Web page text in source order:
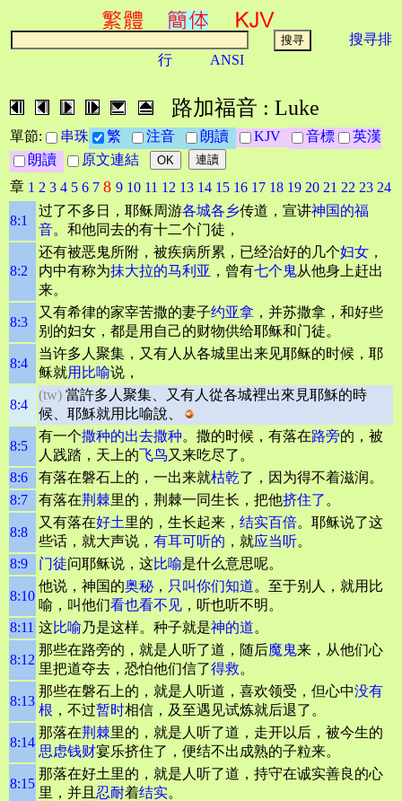
搜寻排
行
ANSI
路加福音 : Luke
單節: 串珠 繁 注音 朗讀 KJV 音標
英漢
朗讀
原文連結
章 1 2 3 4 5 6 7 8 9 10 11 12 13 14 15 16 17 18 19 20 21 22 23 24
8:1
过了不多日，耶稣周游各城各乡传道，宣讲神国的福
音。和他同去的有十二个门徒，
8:2
还有被恶鬼所附，被疾病所累，已经治好的几个妇女 ，
内中有称为抹大拉的马利亚 ，曾有七个鬼从他身上赶出
来。
8:3
又有希律的家宰苦撒的妻子约亚拿 ，并苏撒拿，和好些
别的妇女，都是用自己的财物供给耶稣和门徒。
8:4
当许多人聚集，又有人从各城里出来见耶稣的时候，耶
稣就用比喻说，
8:4
(tw) 當許多人聚集、又有人從各城裡出來見耶穌的時
候、耶穌就用比喻說、
8:5
有一个撒种的出去撒种。撒的时候，有落在路旁的，被
人践踏，天上的飞鸟又来吃尽了。
8:6
有落在磐石上的，一出来就枯乾了，因为得不着滋润。
8:7
有落在荆棘里的，荆棘一同生长，把他挤住了 。
8:8
又有落在好土里的，生长起来， 结实百倍。耶稣说了这
些话，就大声说， 有耳可听的 ，就应当听。
8:9
门徒问耶稣说，这比喻是什么意思呢。
8:10
他说，神国的奥秘 ， 只叫你们知道。至于别人，就用比
喻，叫他们看也看不见 ，听也听不明。
8:11 这比喻乃是这样。种子就是神的道。
8:12
那些在路旁的，就是人听了道，随后魔鬼来，从他们心
里把道夺去，恐怕他们信了得救。
8:13
那些在磐石上的，就是人听道，喜欢领受，但心中没有
根 ，不过暂时相信，及至遇见试炼就后退了。
8:14
那落在荆棘里的，就是人听了道，走开以后，被今生的
思虑钱财宴乐挤住了，便结不出成熟的子粒来。
8:15
那落在好土里的，就是人听了道，持守在诚实善良的心
里，并且 忍耐着结实。